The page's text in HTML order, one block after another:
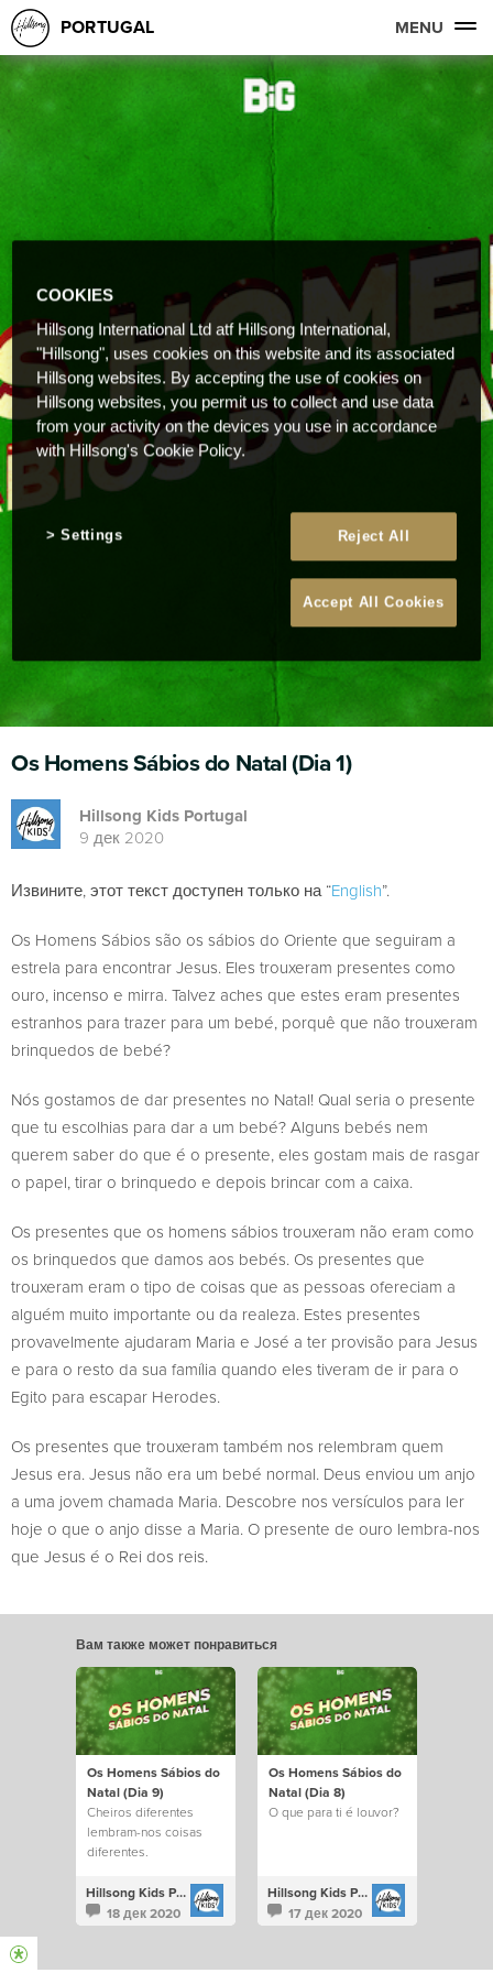
PORTUGAL MENU
Os Homens Sábios do Natal (Dia 1)
Hillsong Kids Portugal
9 дек 2020
Извините, этот текст доступен только на “English”.
Os Homens Sábios são os sábios do Oriente que seguiram a
estrela para encontrar Jesus. Eles trouxeram presentes como
ouro, incenso e mirra. Talvez aches que estes eram presentes
estranhos para trazer para um bebé, porquê que não trouxeram
brinquedos de bebé?
Nós gostamos de dar presentes no Natal! Qual seria o presente
que tu escolhias para dar a um bebé? Alguns bebés nem
querem saber do que é o presente, eles gostam mais de rasgar
o papel, tirar o brinquedo e depois brincar com a caixa.
Os presentes que os homens sábios trouxeram não eram como
os brinquedos que damos aos bebés. Os presentes que
trouxeram eram o tipo de coisas que as pessoas ofereciam a
alguém muito importante ou da realeza. Estes presentes
provavelmente ajudaram Maria e José a ter provisão para Jesus
e para o resto da sua família quando eles tiveram de ir para o
Egito para escapar Herodes.
Os presentes que trouxeram também nos relembram quem
Jesus era. Jesus não era um bebé normal. Deus enviou um anjo
a uma jovem chamada Maria. Descobre nos versículos para ler
hoje o que o anjo disse a Maria. O presente de ouro lembra-nos
que Jesus é o Rei dos reis.
Вам также может понравиться
Os Homens Sábios do
Natal (Dia 9)
Cheiros diferentes
lembram-nos coisas
diferentes.
Hillsong Kids Portugal
18 дек 2020
Os Homens Sábios do
Natal (Dia 8)
O que para ti é louvor?
Hillsong Kids Portugal
17 дек 2020
COOKIES
Hillsong International Ltd atf Hillsong International,
"Hillsong", uses cookies on this website and its associated
Hillsong websites. By accepting the use of cookies on
Hillsong websites, you permit us to collect and use data
from your activity on the devices you use in accordance
with Hillsong's Cookie Policy.
Reject All
Accept All Cookies
Settings